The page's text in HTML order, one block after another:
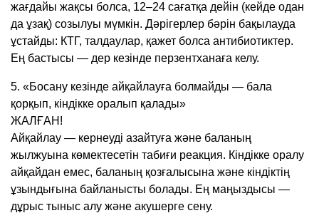
жағдайы жақсы болса, 12–24 сағатқа дейін (кейде одан
да ұзақ) созылуы мүмкін. Дәрігерлер бәрін бақылауда
ұстайды: КТГ, талдаулар, қажет болса антибиотиктер.
Ең бастысы — дер кезінде перзентханаға келу.
5. «Босану кезінде айқайлауға болмайды — бала
қорқып, кіндікке оралып қалады»
ЖАЛҒАН!
Айқайлау — кернеуді азайтуға және баланың
жылжуына көмектесетін табиғи реакция. Кіндікке оралу
айқайдан емес, баланың қозғалысына және кіндіктің
ұзындығына байланысты болады. Ең маңыздысы —
дұрыс тыныс алу және акушерге сену.